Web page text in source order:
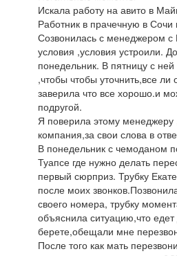
Искала работу на авито в
Работник в прачечную в
Созвонилась с менеджером с
условия ,условия устроили.
понедельник. В пятницу с
,чтобы чтобы уточнить,все
заверила что все хорошо.и
подругой.
Я поверила этому менеджеру
компания,за свои слова в
В понедельник с чемоданом
Туапсе где нужно делать
первый сюрприз. Трубку
после моих
своего номера, трубку
объяснила ситуацию,что
берете,обещали мне
После того как мать